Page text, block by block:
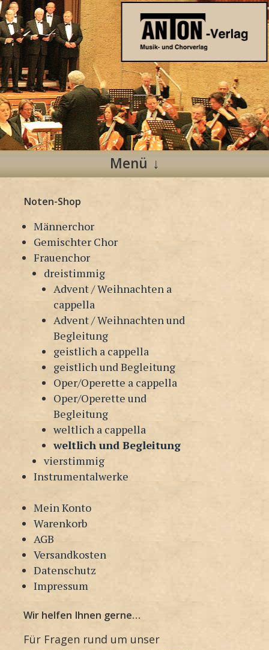
Anton Verlag
Musik- und Chorverlag
Menü
Inhalt
springen
Noten-Shop
Männerchor
Gemischter Chor
Frauenchor
dreistimmig
Advent / Weihnachten a
cappella
Advent / Weihnachten und
Begleitung
geistlich a cappella
geistlich und Begleitung
Oper/Operette a cappella
Oper/Operette und
Begleitung
weltlich a cappella
weltlich und Begleitung
vierstimmig
Instrumentalwerke
Mein Konto
Warenkorb
AGB
Versandkosten
Datenschutz
Impressum
Wir helfen Ihnen gerne…
Für Fragen rund um unser